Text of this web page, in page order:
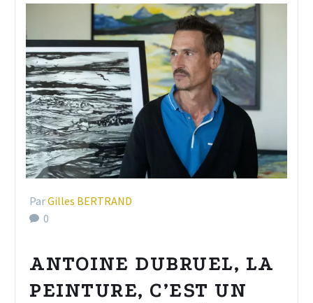
ParGilles BERTRAND
0
ANTOINE DUBRUEL, LA
PEINTURE, C’EST UN